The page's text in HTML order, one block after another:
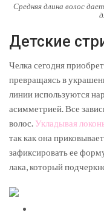
Средняя длина волос
Детские
Челка сегодня
превращаясь в
линии используются
асимметрией. Все
волос. Укладывая
так как она
зафиксировать ее
лака, который